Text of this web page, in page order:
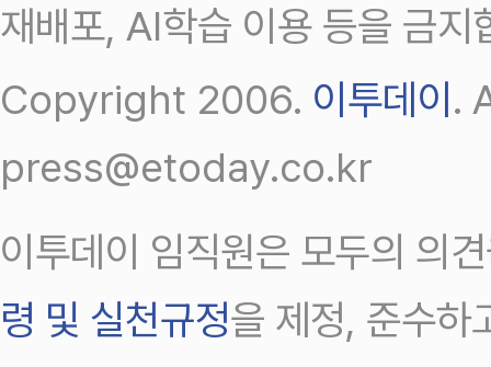
재배포, AI학습 이용 등을 금지
Copyright 2006. 이투데이 .
press@etoday.co.kr
이투데이 임직원은 모두의 의
령 및 실천규정을 제정, 준수하